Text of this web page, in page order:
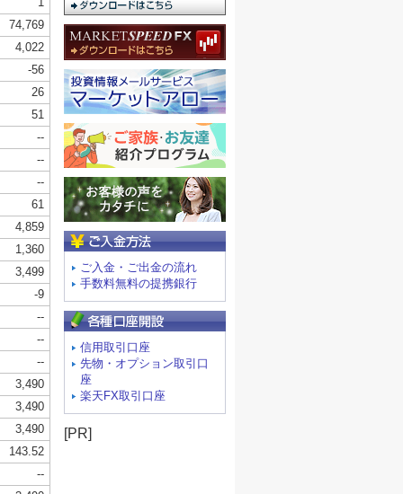
ご入金・ご出金の流れ
手数料無料の提携銀行
信用取引口座
先物・オプション取引口
座
楽天FX取引口座
[PR]